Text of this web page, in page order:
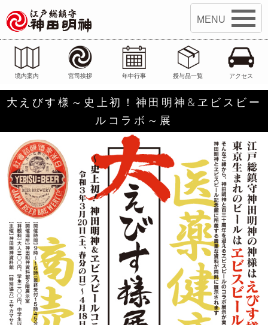
境内案内 宮司挨拶 年中行事 授与品一覧 アクセス
大えびす様～史上初！神田明神&ヱビスビー
ルコラボ～展